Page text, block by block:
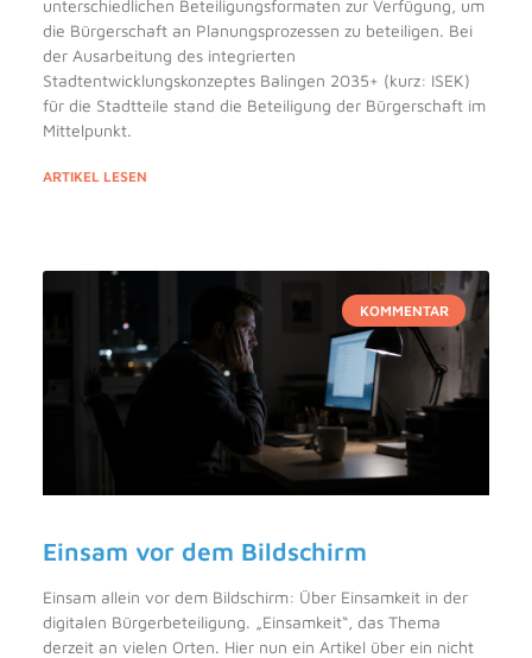
unterschiedlichen Beteiligungsformaten zur Verfügung, um
die Bürgerschaft an Planungsprozessen zu beteiligen. Bei
der Ausarbeitung des integrierten
Stadtentwicklungskonzeptes Balingen 2035+ (kurz: ISEK)
für die Stadtteile stand die Beteiligung der Bürgerschaft im
Mittelpunkt.
ARTIKEL LESEN
KOMMENTAR
Einsam vor dem Bildschirm
Einsam allein vor dem Bildschirm: Über Einsamkeit in der
digitalen Bürgerbeteiligung. „Einsamkeit“, das Thema
derzeit an vielen Orten. Hier nun ein Artikel über ein nicht